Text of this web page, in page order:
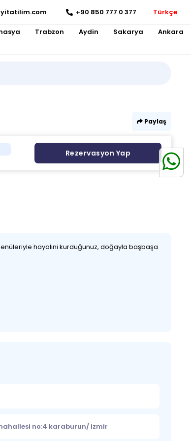
+90 850 777 0 377 Türkçe
Trabzon Aydin Sakarya Ankara
Paylaş
Rezervasyon Yap
hayalini kurduğunuz, doğayla başbaşa
no:4 karaburun/ izmir